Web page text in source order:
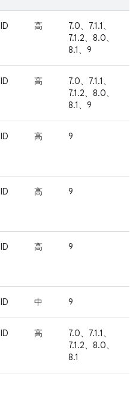
ID 高
7.0、7.1.1、
7.1.2、8.0、
8.1、9
ID 高
7.0、7.1.1、
7.1.2、8.0、
8.1、9
ID 高 9
ID 高 9
ID 高 9
ID 中 9
ID 高
7.0、7.1.1、
7.1.2、8.0、
8.1